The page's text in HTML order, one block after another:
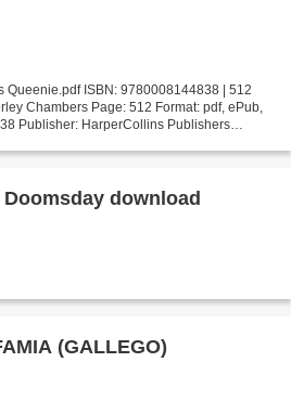
Queenie.pdf ISBN: 9780008144838 | 512
Chambers Page: 512 Format: pdf, ePub,
Publisher: HarperCollins Publishers
download
(GALLEGO)